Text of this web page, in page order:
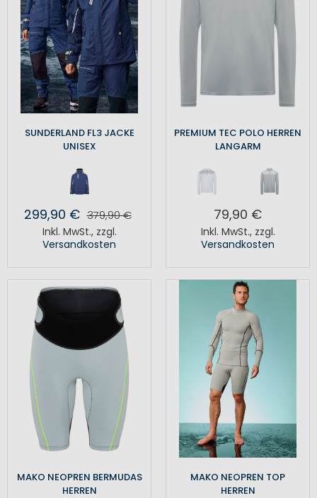
SUNDERLAND FL3 JACKE
UNISEX
299,90 € 379,90 €
Inkl. MwSt., zzgl.
Versandkosten
PREMIUM TEC POLO HERREN
LANGARM
79,90 €
Inkl. MwSt., zzgl.
Versandkosten
MAKO NEOPREN BERMUDAS
HERREN
MAKO NEOPREN TOP
HERREN